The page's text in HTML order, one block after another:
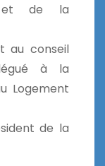
et de la
au conseil
à la
Logement
de la